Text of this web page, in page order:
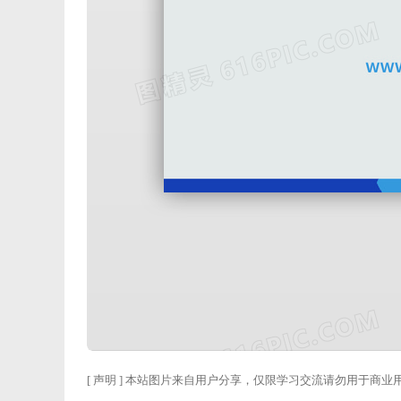
[ 声明 ] 本站图片来自用户分享，仅限学习交流请勿用于商业